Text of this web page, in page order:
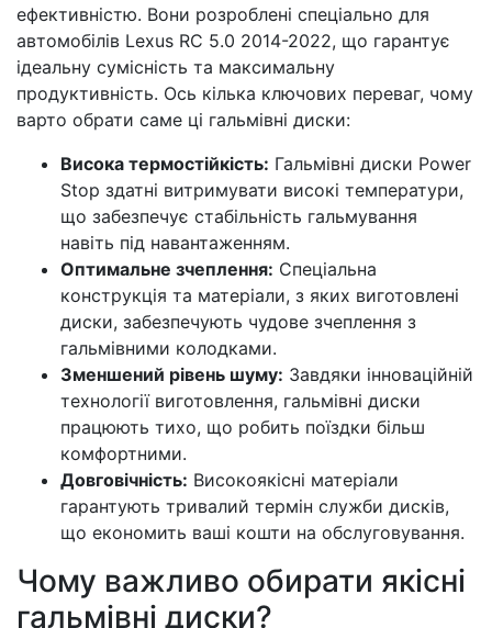
ефективністю. Вони розроблені спеціально для
автомобілів Lexus RC 5.0 2014-2022, що гарантує
ідеальну сумісність та максимальну
продуктивність. Ось кілька ключових переваг, чому
варто обрати саме ці гальмівні диски:
Висока термостійкість: Гальмівні диски Power
Stop здатні витримувати високі температури,
що забезпечує стабільність гальмування
навіть під навантаженням.
Оптимальне зчеплення: Спеціальна
конструкція та матеріали, з яких виготовлені
диски, забезпечують чудове зчеплення з
гальмівними колодками.
Зменшений рівень шуму: Завдяки інноваційній
технології виготовлення, гальмівні диски
працюють тихо, що робить поїздки більш
комфортними.
Довговічність: Високоякісні матеріали
гарантують тривалий термін служби дисків,
що економить ваші кошти на обслуговування.
Чому важливо обирати якісні
гальмівні диски?